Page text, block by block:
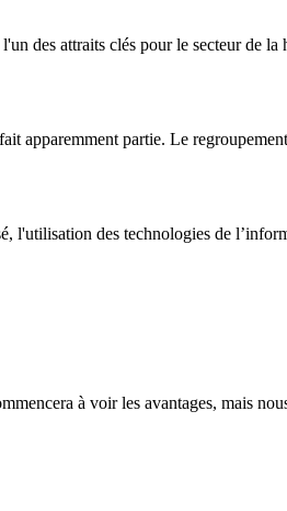
des attraits clés pour le secteur de
apparemment partie. Le
l'utilisation des technologies de
à voir les avantages, mais